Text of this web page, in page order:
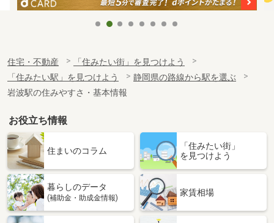
住宅・不動産
「住みたい街」を見つけよう
「住みたい駅」を見つけよう
静岡県の路線から駅を選ぶ
岩波駅の住みやすさ・基本情報
お役立ち情報
住まいのコラム
「住みたい街」
を見つけよう
暮らしのデータ
(補助金・助成金情報)
家賃相場